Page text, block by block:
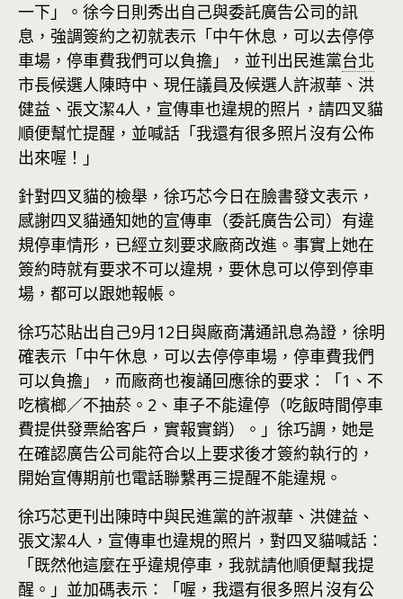
一下」。徐今日則秀出自己與委託廣告公司的訊
息，強調簽約之初就表示「中午休息，可以去停停
車場，停車費我們可以負擔」，並刊出民進黨台北
市長候選人陳時中、現任議員及候選人許淑華、洪
健益、張文潔4人，宣傳車也違規的照片，請四叉貓
順便幫忙提醒，並喊話「我還有很多照片沒有公佈
出來喔！」
針對四叉貓的檢舉，徐巧芯今日在臉書發文表示，
感謝四叉貓通知她的宣傳車（委託廣告公司）有違
規停車情形，已經立刻要求廠商改進。事實上她在
簽約時就有要求不可以違規，要休息可以停到停車
場，都可以跟她報帳。
徐巧芯貼出自己9月12日與廠商溝通訊息為證，徐明
確表示「中午休息，可以去停停車場，停車費我們
可以負擔」，而廠商也複誦回應徐的要求：「1、不
吃檳榔／不抽菸。2、車子不能違停（吃飯時間停車
費提供發票給客戶，實報實銷）。」徐巧調，她是
在確認廣告公司能符合以上要求後才簽約執行的，
開始宣傳期前也電話聯繫再三提醒不能違規。
徐巧芯更刊出陳時中與民進黨的許淑華、洪健益、
張文潔4人，宣傳車也違規的照片，對四叉貓喊話：
「既然他這麼在乎違規停車，我就請他順便幫我提
醒。」並加碼表示：「喔，我還有很多照片沒有公